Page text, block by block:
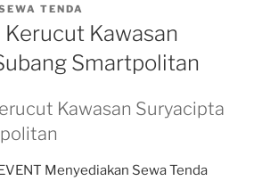
TENDA
Kerucut Kawasan
Smartpolitan
Kawasan Suryacipta
Menyediakan Sewa Tenda